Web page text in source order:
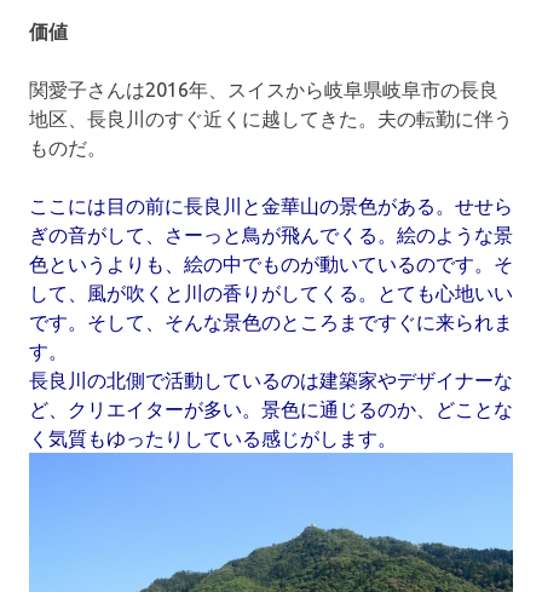
価値
関愛子さんは2016年、スイスから岐阜県岐阜市の長良
地区、長良川のすぐ近くに越してきた。夫の転勤に伴う
ものだ。
ここには目の前に長良川と金華山の景色がある。せせら
ぎの音がして、さーっと鳥が飛んでくる。絵のような景
色というよりも、絵の中でものが動いているのです。そ
して、風が吹くと川の香りがしてくる。とても心地いい
です。そして、そんな景色のところまですぐに来られま
す。
長良川の北側で活動しているのは建築家やデザイナーな
ど、クリエイターが多い。景色に通じるのか、どことな
く気質もゆったりしている感じがします。